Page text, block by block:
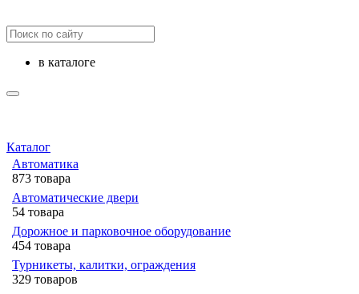
в каталоге
Каталог
Автоматика
873 товара
Автоматические двери
54 товара
Дорожное и парковочное оборудование
454 товара
Турникеты, калитки, ограждения
329 товаров